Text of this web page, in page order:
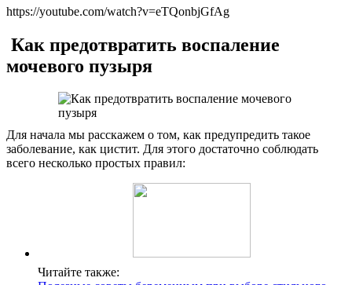
https://youtube.com/watch?v=eTQonbjGfAg
Как предотвратить воспаление
мочевого пузыря
Для начала мы расскажем о том, как предупредить такое
заболевание, как цистит. Для этого достаточно соблюдать
всего несколько простых правил:
Читайте также: